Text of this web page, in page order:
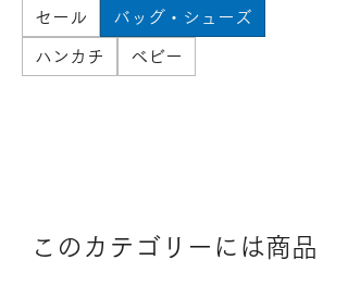
セール バッグ・シューズ
ハンカチ ベビー
このカテゴリーには商品